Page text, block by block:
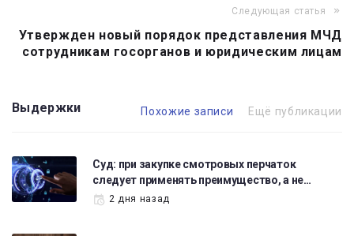
Следующая статья
Утвержден новый порядок представления МЧД
сотрудникам госорганов и юридическим лицам
Выдержки Похожие записи Ещё публикации
Суд: при закупке смотровых перчаток
следует применять преимущество, а не…
2 дня назад